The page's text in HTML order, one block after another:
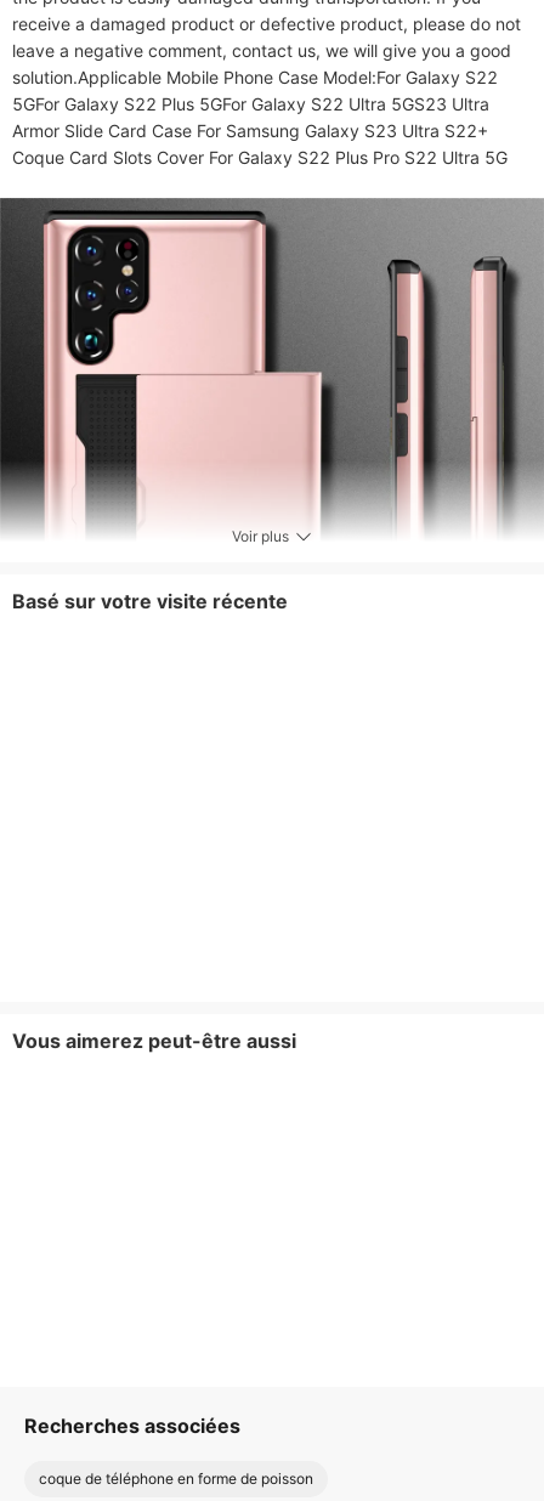
receive a damaged product or defective product, please do not
leave a negative comment, contact us, we will give you a good
solution.Applicable Mobile Phone Case Model:For Galaxy S22
5GFor Galaxy S22 Plus 5GFor Galaxy S22 Ultra 5GS23 Ultra
Armor Slide Card Case For Samsung Galaxy S23 Ultra S22+
Coque Card Slots Cover For Galaxy S22 Plus Pro S22 Ultra 5G
Voir plus
Basé sur votre visite récente
Vous aimerez peut-être aussi
Recherches associées
coque de téléphone en forme de poisson